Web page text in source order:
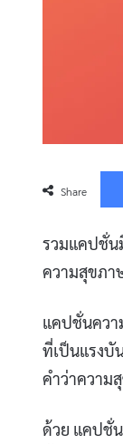
Share
รวมแคปชั่น
ความสุขภา
แคปชั่นควา
ที่เป็นแรงบั
คำว่าความ
ด้วย แคปชั่